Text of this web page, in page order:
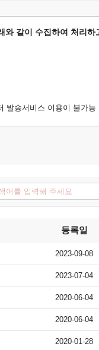
와 같이 수집하여 처리하
발송서비스 이용이 불가능
등록일
2023-09-08
2023-07-04
2020-06-04
2020-06-04
2020-01-28